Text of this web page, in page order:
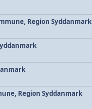
Region Syddanmark
Region Syddanmark